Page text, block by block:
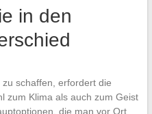
in den
schaffen, erfordert die
zum Klima als auch zum Geist
die man vor Ort